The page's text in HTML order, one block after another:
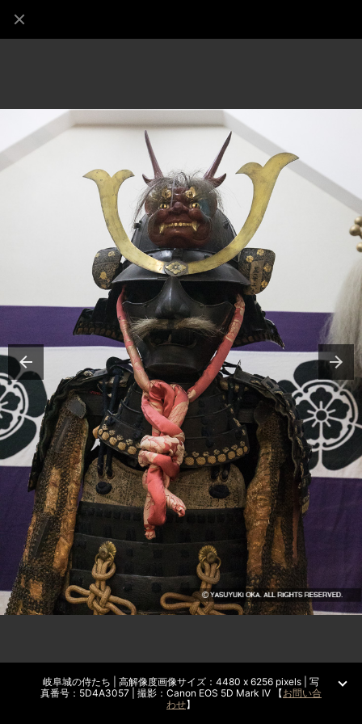
岐阜城の侍たち | 高解像度画像サイズ：4480 x 6256 pixels | 写
真番号：5D4A3057 | 撮影：Canon EOS 5D Mark IV 【お問い合
わせ】